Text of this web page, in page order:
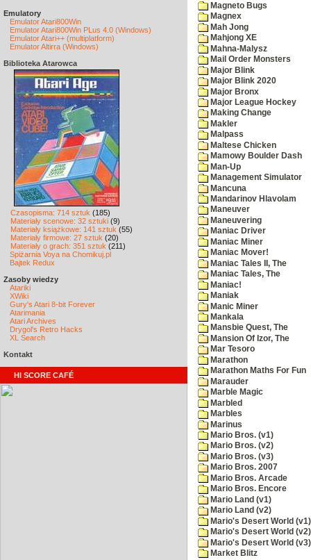
Emulatory
Emulator Atari800Win
Emulator Atari800Win PLus 4.0 (Windows)
Emulator Atari++ (multiplatform)
Emulator Altirra (Windows)
Biblioteka Atarowca
Czasopisma: 714 sztuk (185)
Materiały scenowe: 32 sztuki (9)
Materiały książkowe: 141 sztuk (55)
Materiały firmowe: 27 sztuk (20)
Materiały o grach: 351 sztuk (211)
Spiżarnia Voya na Chomikuj.pl
Bajtek Redux
Zasoby wiedzy
Atariki
XWiki
Gury's Atari 8-bit Forever
Atarimania
Atari Archives
Drygol's Retro Hacks
XL Search
Kontakt
HI SCORE CAFÉ
Magneto Bugs
Magnex
Mah Jong
Mahjong XE
Mahna-Malysz
Mail Order Monsters
Major Blink
Major Blink 2020
Major Bronx
Major League Hockey
Making Change
Makler
Malpass
Maltese Chicken
Mamowy Boulder Dash
Man-Up
Management Simulator
Mancuna
Mandarinov Hlavolam
Maneuver
Maneuvering
Maniac Driver
Maniac Miner
Maniac Mover!
Maniac Tales II, The
Maniac Tales, The
Maniac!
Maniak
Manic Miner
Mankala
Mansbie Quest, The
Mansion Of Izor, The
Mar Tesoro
Marathon
Marathon Maths For Fun
Marauder
Marble Magic
Marbled
Marbles
Marinus
Mario Bros. (v1)
Mario Bros. (v2)
Mario Bros. (v3)
Mario Bros. 2007
Mario Bros. Arcade
Mario Bros. Encore
Mario Land (v1)
Mario Land (v2)
Mario's Desert World (v1)
Mario's Desert World (v2)
Mario's Desert World (v3)
Market Blitz